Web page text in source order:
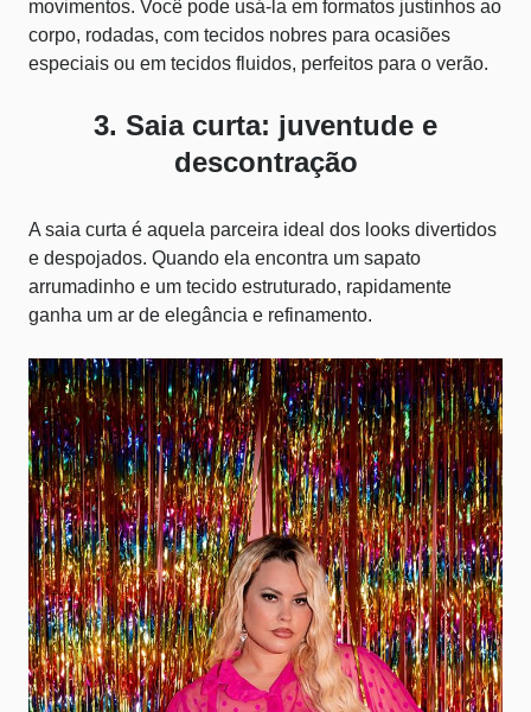
movimentos. Você pode usá-la em formatos justinhos ao
corpo, rodadas, com tecidos nobres para ocasiões
especiais ou em tecidos fluidos, perfeitos para o verão.
3. Saia curta: juventude e
descontração
A saia curta é aquela parceira ideal dos looks divertidos
e despojados. Quando ela encontra um sapato
arrumadinho e um tecido estruturado, rapidamente
ganha um ar de elegância e refinamento.